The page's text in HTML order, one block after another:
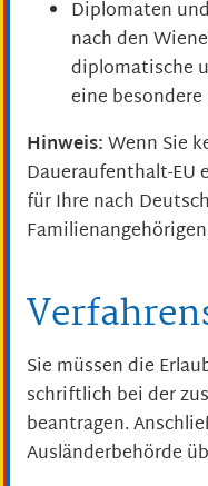
Diplomaten
nach den
diplomatische
eine
Hinweis:Wenn Sie
Daueraufenthalt-EU
für Ihre nach
Sie müssen die
schriftlich bei der
beantragen.
Ausländerbehörde